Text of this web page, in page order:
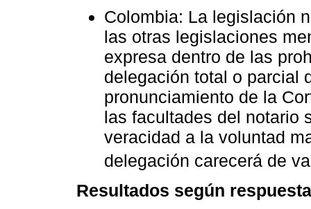
Colombia: La legislación
las otras legislaciones
expresa dentro de las
delegación total o parcial
pronunciamiento de la
las facultades del notario
veracidad a la voluntad
delegación carecerá de
Resultados según